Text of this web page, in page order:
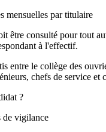
mensuelles par titulaire
être consulté pour tout
à l'effectif.
entre le collège des
chefs de service
?
de vigilance